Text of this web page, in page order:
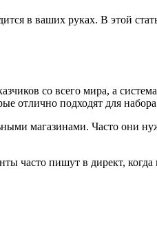
в ваших руках. В этой
со всего мира, а
отлично подходят для
магазинами. Часто они
часто пишут в директ, когда